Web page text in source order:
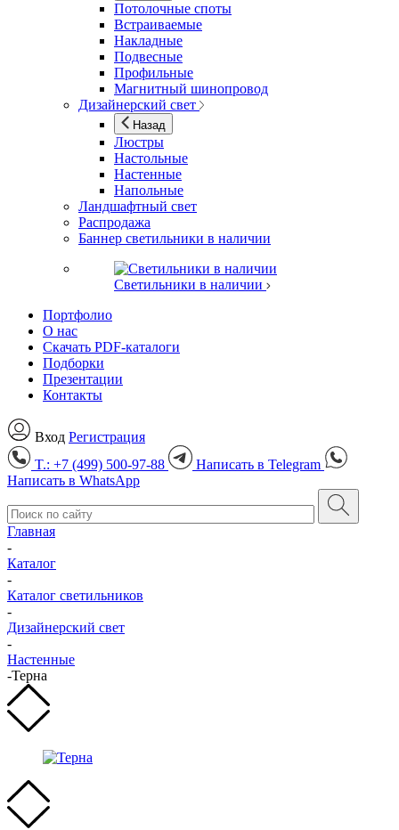
Потолочные споты
Встраиваемые
Накладные
Подвесные
Профильные
Магнитный шинопровод
Дизайнерский свет
Назад
Люстры
Настольные
Настенные
Напольные
Ландшафтный свет
Распродажа
Баннер светильники в наличии
Светильники в наличии
Портфолио
О нас
Скачать PDF-каталоги
Подборки
Презентации
Контакты
Вход Регистрация
T.: +7 (499) 500-97-88
Написать в Telegram
Написать в WhatsApp
Главная
-
Каталог
-
Каталог светильников
-
Дизайнерский свет
-
Настенные
-Терна